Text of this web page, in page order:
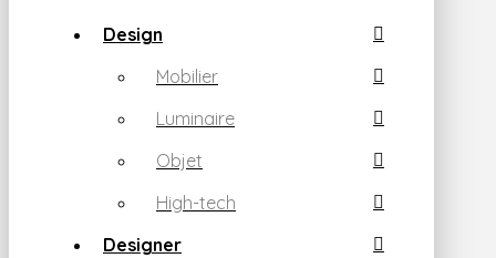
Design
Mobilier
Luminaire
Objet
High-tech
Designer